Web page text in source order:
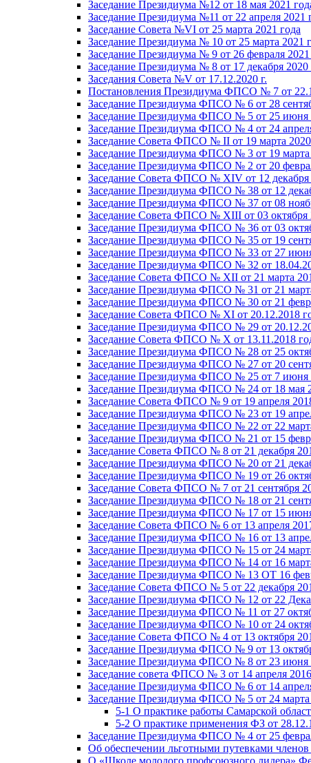
Заседание Президиума №12 от 18 мая 2021
Заседание Президиума №11 от 22 апреля 2021
Заседание Совета №VI от 25 марта 2021 года
Заседание Президиума № 10 от 25 марта 2021
Заседание Президиума № 9 от 26 февраля 2021
Заседание Президиума № 8 от 17 декабря 2020
Заседания Совета №V от 17.12.2020 г.
Постановления Президиума ФПСО № 7 от
Заседание Президиума ФПСО № 6 от 28
Заседание Президиума ФПСО № 5 от 25 июня
Заседание Президиума ФПСО № 4 от 24
Заседание Совета ФПСО № II от 19 марта 2020
Заседание Президиума ФПСО № 3 от 19 марта
Заседание Президиума ФПСО № 2 от 20
Заседание Совета ФПСО № XIV от 12 декабря
Заседание Президиума ФПСО № 38 от 12
Заседание Президиума ФПСО № 37 от 08
Заседание Совета ФПСО № XIII от 03 октября
Заседание Президиума ФПСО № 36 от 03
Заседание Президиума ФПСО № 35 от 19
Заседание Президиума ФПСО № 33 от 27
Заседание Президиума ФПСО № 32 от
Заседание Совета ФПСО № XII от 21 марта
Заседание Президиума ФПСО № 31 от 21
Заседание Президиума ФПСО № 30 от 21
Заседание Совета ФПСО № XI от 20.12.2018
Заседание Президиума ФПСО № 29 от
Заседание Совета ФПСО № X от 13.11.2018
Заседание Президиума ФПСО № 28 от 25
Заседание Президиума ФПСО № 27 от 20
Заседание Президиума ФПСО № 25 от 7 июня
Заседание Президиума ФПСО № 24 от 18 мая
Заседание Совета ФПСО № 9 от 19 апреля
Заседание Президиума ФПСО № 23 от 19
Заседание Президиума ФПСО № 22 от 22
Заседание Президиума ФПСО № 21 от 15
Заседание Совета ФПСО № 8 от 21 декабря
Заседание Президиума ФПСО № 20 от 21
Заседание Президиума ФПСО № 19 от 26
Заседание Совета ФПСО № 7 от 21 сентября
Заседание Президиума ФПСО № 18 от 21
Заседание Президиума ФПСО № 17 от 15
Заседание Совета ФПСО № 6 от 13 апреля
Заседание Президиума ФПСО № 16 от 13
Заседание Президиума ФПСО № 15 от 24
Заседание Президиума ФПСО № 14 от 16
Заседание Президиума ФПСО № 13 ОТ 16
Заседание Совета ФПСО № 5 от 22 декабря
Заседание Президиума ФПСО № 12 от 22
Заседание Президиума ФПСО № 11 от 27
Заседание Президиума ФПСО № 10 от 24
Заседание Совета ФПСО № 4 от 13 октября
Заседание Президиума ФПСО № 9 от 13
Заседание Президиума ФПСО № 8 от 23 июня
Заседание совета ФПСО № 3 от 14 апреля
Заседание Президиума ФПСО № 6 от 14
Заседание Президиума ФПСО № 5 от 24 марта
5-1 О практике работы Самарской
5-2 О практике применения ФЗ от
Заседание Президиума ФПСО № 4 от 25
Об обеспечении льготными путевками
О «Школе молодого профсоюзного лидера»